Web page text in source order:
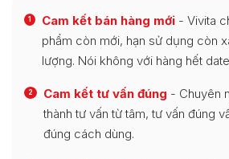
1 Cam kết bán hàng mới - Vivita
phẩm còn mới, hạn sử dụng còn
lượng. Nói không với hàng hết
2 Cam kết tư vấn đúng - Chuyên
thành tư vấn từ tâm, tư vấn đúng
đúng cách dùng.